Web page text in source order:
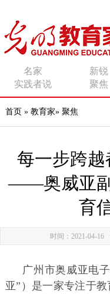
名家 新锐
实践者说
聚焦
首页 » 教育家» 聚焦
每一步跨
——奥威亚
育
时间：2021-04-16
广州市奥威亚电
亚”）是一家专注于